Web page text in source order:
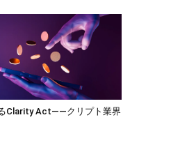
Clarity Act——クリプト業界